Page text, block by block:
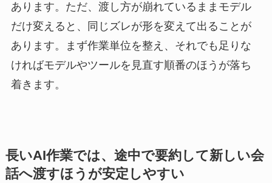
あります。ただ、渡し方が崩れているままモデル
だけ変えると、同じズレが形を変えて出ることが
あります。まず作業単位を整え、それでも足りな
ければモデルやツールを見直す順番のほうが落ち
着きます。
長いAI作業では、途中で要約して新しい会
話へ渡すほうが安定しやすい